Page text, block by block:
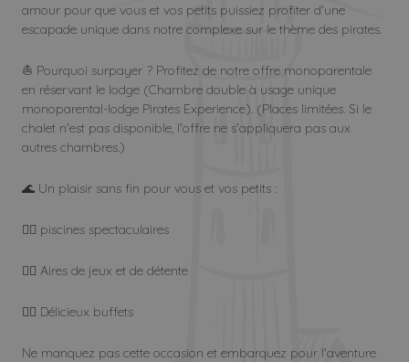
amour pour que vous et vos petits puissiez profiter d'une
escapade unique dans notre complexe sur le thème des pirates.
⛵ Pourquoi surpayer ? Profitez de notre offre monoparentale
en réservant le lodge (Chambre double à usage unique
monoparental-lodge Pirates Experience). (Places limitées. Si le
chalet n'est pas disponible, l'offre ne s'appliquera pas aux
autres chambres.)
🌊 Un plaisir sans fin pour vous et vos petits :
🏴‍☠️ piscines spectaculaires
🏴‍☠️ Aires de jeux et de détente
🏴‍☠️ Délicieux buffets
Ne manquez pas cette occasion et embarquez pour l'aventure